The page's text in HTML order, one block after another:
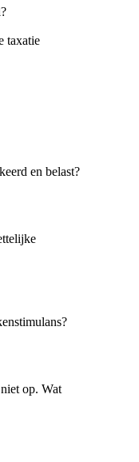
taxatie
en belast?
op. Wat